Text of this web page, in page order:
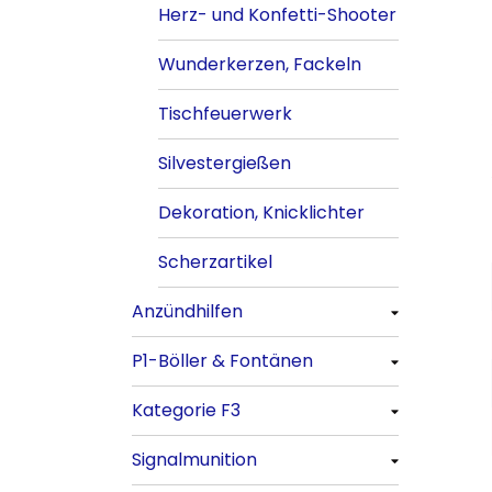
Herz- und Konfetti-Shooter
Wunderkerzen, Fackeln
Tischfeuerwerk
Silvestergießen
Dekoration, Knicklichter
Scherzartikel
Anzündhilfen
Alle anzeigen
P1-Böller & Fontänen
Alle anzeigen
Kategorie F3
Alle anzeigen
Signalmunition